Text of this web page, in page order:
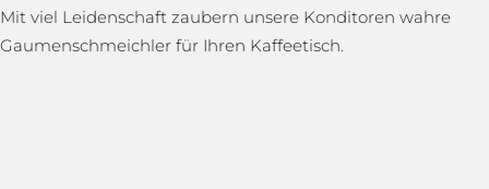
Mit viel Leidenschaft zaubern unsere Konditoren wahre
Gaumenschmeichler für Ihren Kaffeetisch.